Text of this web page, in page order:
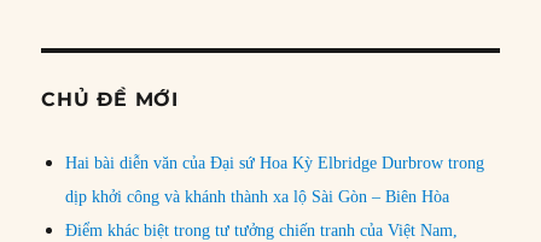
CHỦ ĐỀ MỚI
Hai bài diễn văn của Đại sứ Hoa Kỳ Elbridge Durbrow trong
dịp khởi công và khánh thành xa lộ Sài Gòn – Biên Hòa
Điểm khác biệt trong tư tưởng chiến tranh của Việt Nam,